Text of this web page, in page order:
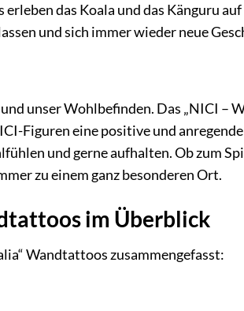
das Koala und das Känguru
und sich immer wieder neue
unser Wohlbefinden. Das „NICI –
Figuren eine positive und
und gerne aufhalten. Ob zum
zu einem ganz besonderen Ort.
im Überblick
Wandtattoos zusammengefasst: